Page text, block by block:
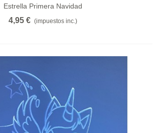
Estrella Primera Navidad
4,95 € (impuestos inc.)